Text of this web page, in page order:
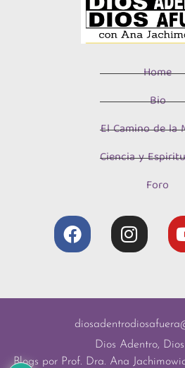
Home
Bio
El Camino de la
Ciencia y
Foro
Dios Adentro,
Blogs por Prof. Dra. Ana